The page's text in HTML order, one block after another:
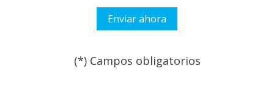
(*) Campos obligatorios